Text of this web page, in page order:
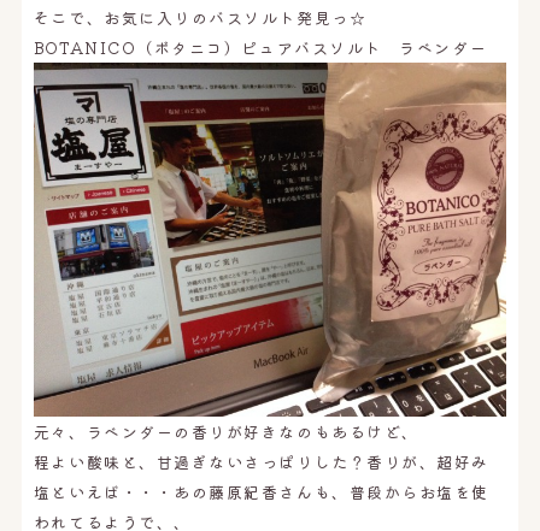
そこで、お気に入りのバスソルト発見っ☆
BOTANICO（ボタニコ）ピュアバスソルト ラベンダー
元々、ラベンダーの香りが好きなのもあるけど、
程よい酸味と、甘過ぎないさっぱりした？香りが、超好み
塩といえば・・・あの藤原紀香さんも、普段からお塩を使
われてるようで、、